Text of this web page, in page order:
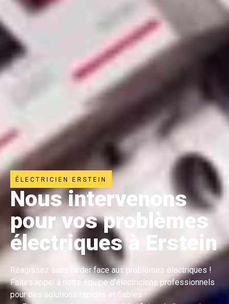
ÉLECTRICIEN ERSTEIN
Nous intervenons
pour vos problèmes
électriques à Erstein
Réagissez sans tarder face aux problèmes électriques !
Faites appel à notre équipe d’électriciens professionnels
pour des solutions rapides et fiables.